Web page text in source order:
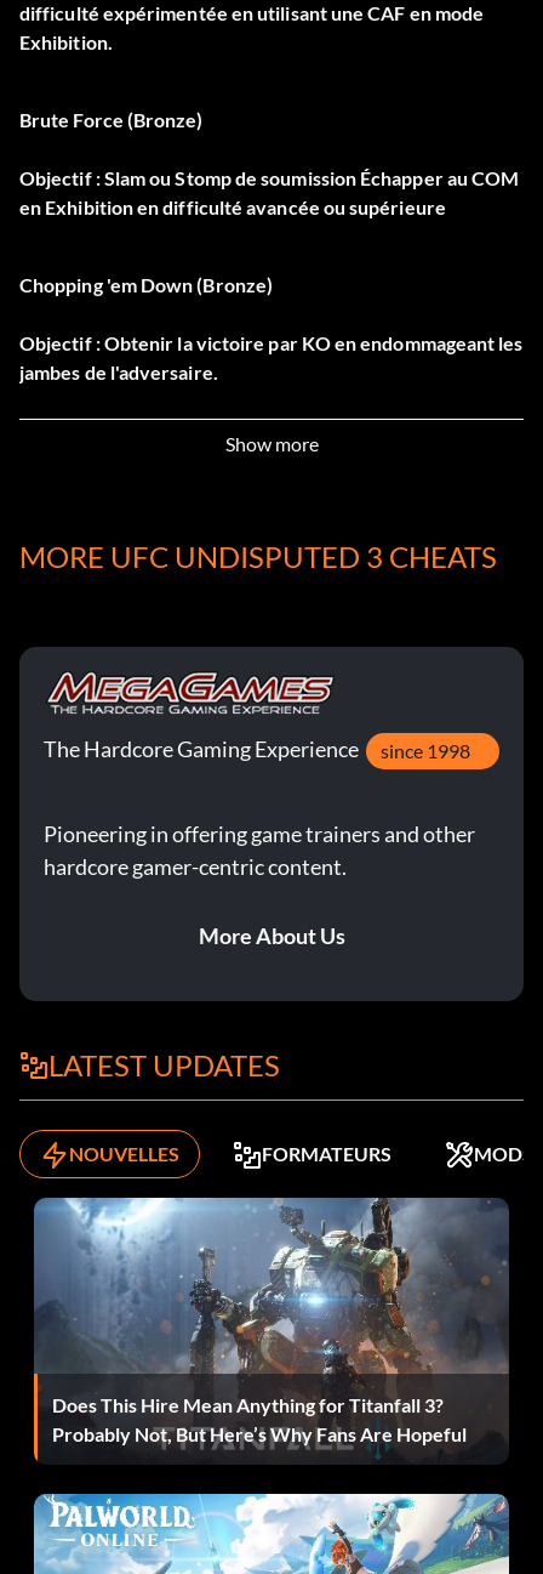
difficulté expérimentée en utilisant une CAF en mode
Exhibition.
Brute Force (Bronze)
Objectif : Slam ou Stomp de soumission Échapper au COM
en Exhibition en difficulté avancée ou supérieure
Chopping 'em Down (Bronze)
Objectif : Obtenir la victoire par KO en endommageant les
jambes de l'adversaire.
Everyone's a Critic (Bronze)
Objective: Win 5 ranked Online matches in a row.
Extracurricular (Bronze)
First of Many! (Bronze)
Objective: Win a ranked Online match for the first time.
Objectif : 10 000 points de fidélité ou plus.
Online Amateur (Bronze)
Objective: Play 10 or more Online matches.
C'est en forgeant qu'on devient forgeron (Bronze)
Objective: Play an Online Fight Camp Sparring match.
Prepared to Win! (Bronze)
Objectif : Jouer chaque match d'entraînement avec un
combattant en mode Carrière.
Show more
MORE UFC UNDISPUTED 3 CHEATS
The Hardcore Gaming Experience since 1998
Pioneering in offering game trainers and other
hardcore gamer-centric content.
More About Us
LATEST UPDATES
NOUVELLES FORMATEURS MODS
Does This Hire Mean Anything for Titanfall 3?
Probably Not, But Here’s Why Fans Are Hopeful